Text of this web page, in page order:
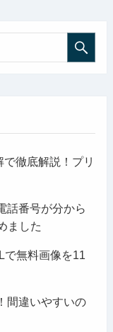
徹底解説！プリ
話番号が分から
ました
で無料画像を11
間違いやすいの